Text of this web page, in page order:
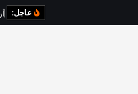
عاجل: أزمة ا كه